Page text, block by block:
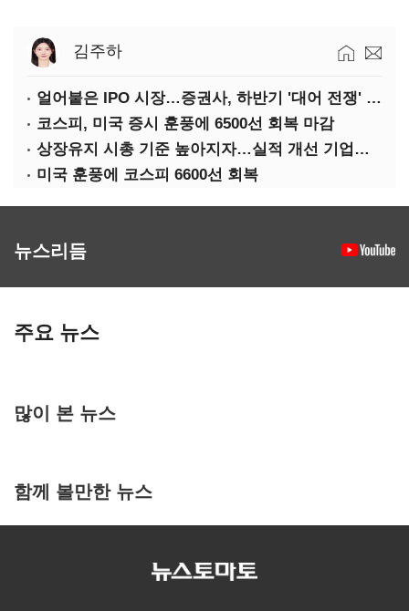
김주하
얼어붙은 IPO 시장…증권사, 하반기 '대어 전쟁' 기대
코스피, 미국 증시 훈풍에 6500선 회복 마감
상장유지 시총 기준 높아지자…실적 개선 기업도 '관리종목'
미국 훈풍에 코스피 6600선 회복
뉴스리듬
주요 뉴스
많이 본 뉴스
함께 볼만한 뉴스